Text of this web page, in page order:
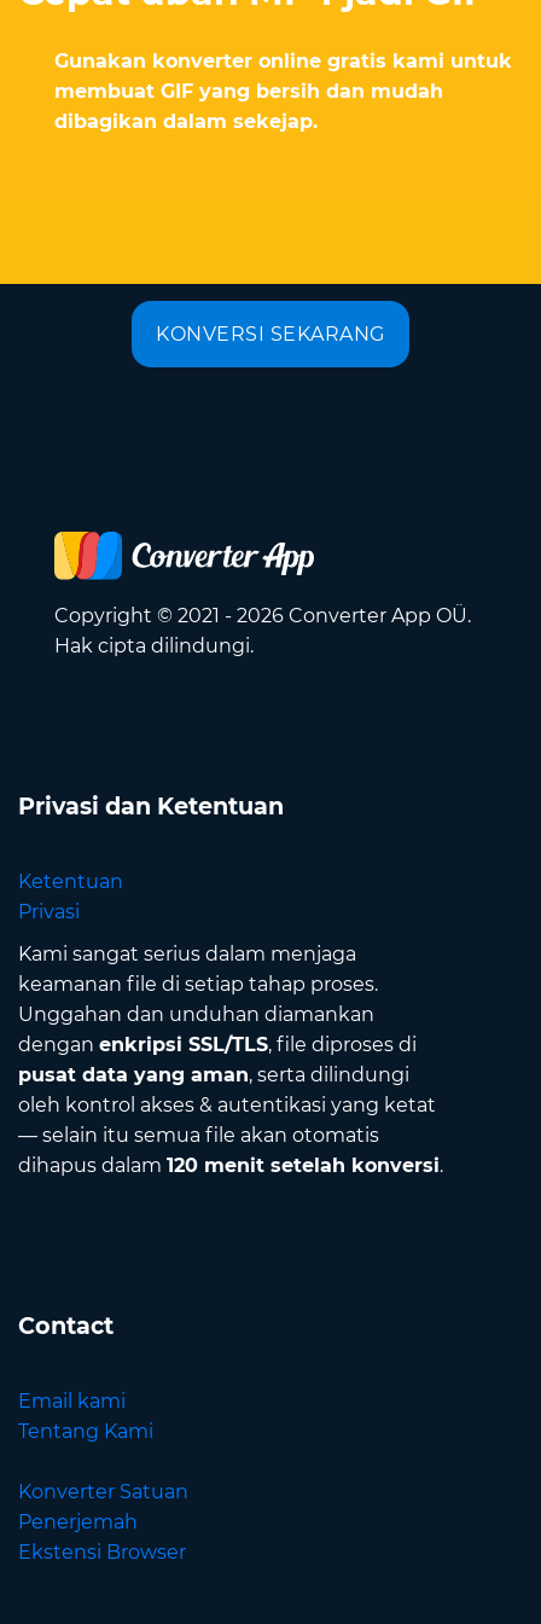
Gunakan konverter online gratis kami untuk
membuat GIF yang bersih dan mudah
dibagikan dalam sekejap.
KONVERSI SEKARANG
Copyright © 2021 - 2026 Converter App OÜ.
Hak cipta dilindungi.
Privasi dan Ketentuan
Ketentuan
Privasi
Kami sangat serius dalam menjaga
keamanan file di setiap tahap proses.
Unggahan dan unduhan diamankan
dengan enkripsi SSL/TLS, file diproses di
pusat data yang aman, serta dilindungi
oleh kontrol akses & autentikasi yang ketat
— selain itu semua file akan otomatis
dihapus dalam 120 menit setelah konversi.
Contact
Email kami
Tentang Kami
Konverter Satuan
Penerjemah
Ekstensi Browser